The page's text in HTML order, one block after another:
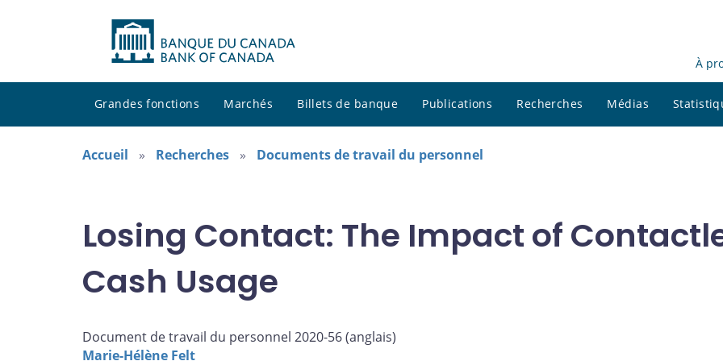
À
Grandes fonctions Marchés Billets de banque Publications Recherches Médias
Accueil Recherches Documents de travail du personnel
Losing Contact: The Impact of
Cash Usage
Document de travail du personnel 2020-56 (anglais)
Marie-Hélène Felt